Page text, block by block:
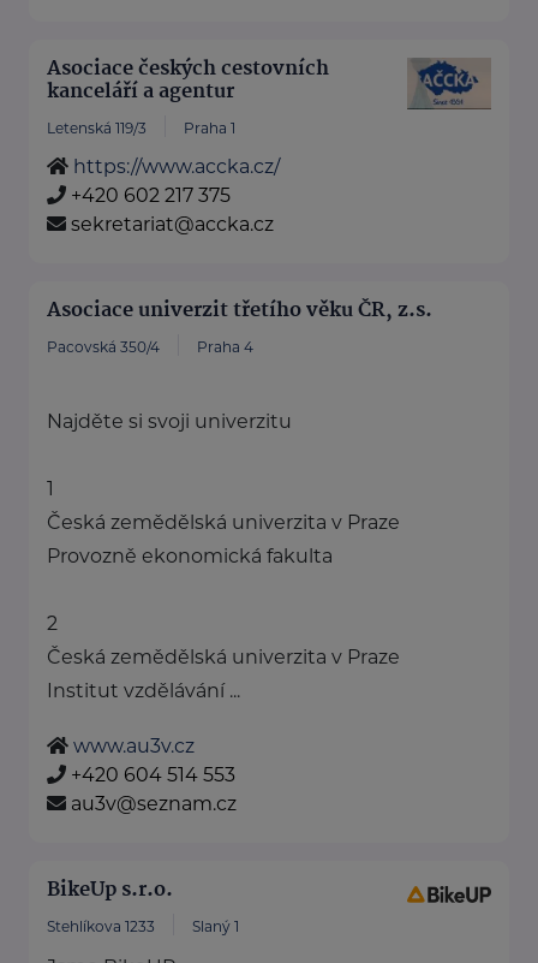
Asociace českých cestovních
kanceláří a agentur
Letenská 119/3 Praha 1
https://www.accka.cz/
+420 602 217 375
sekretariat@accka.cz
Asociace univerzit třetího věku ČR, z.s.
Pacovská 350/4 Praha 4
Najděte si svoji univerzitu
1
Česká zemědělská univerzita v Praze
Provozně ekonomická fakulta
2
Česká zemědělská univerzita v Praze
Institut vzdělávání ...
www.au3v.cz
+420 604 514 553
au3v@seznam.cz
BikeUp s.r.o.
Stehlíkova 1233 Slaný 1